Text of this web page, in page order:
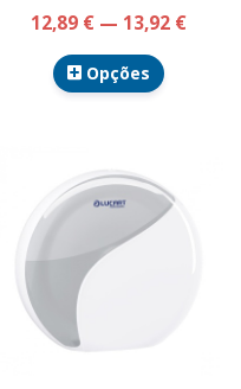
12,89 € — 13,92 €
Opções